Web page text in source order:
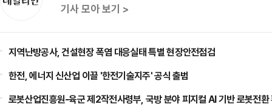
기사 모아 보기 >
지역난방공사, 건설현장 폭염 대응실태 특별 현장안전점검
한전, 에너지 신산업 이끌 '한전기술지주' 공식 출범
로봇산업진흥원-육군 제2작전사령부, 국방 분야 피지컬 AI 기반 로봇전환